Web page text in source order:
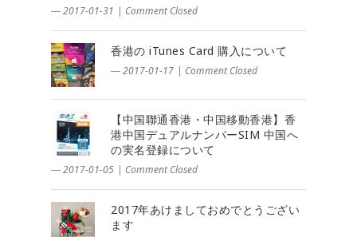
― 2017-01-31 | Comment Closed
香港の iTunes Card 購入について
― 2017-01-17 | Comment Closed
【中国聯通香港・中国移動香港】香
港中国デュアルナンバーSIM 中国へ
の実名登録について
― 2017-01-05 | Comment Closed
2017年あけましておめでとうござい
ます